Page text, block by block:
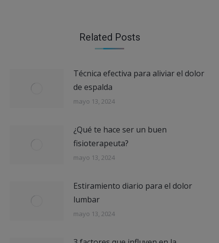
Related Posts
Técnica efectiva para aliviar el dolor
de espalda
mayo 13, 2024
¿Qué te hace ser un buen
fisioterapeuta?
mayo 13, 2024
Estiramiento diario para el dolor
lumbar
mayo 13, 2024